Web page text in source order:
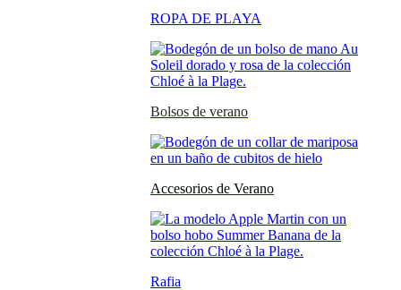
ROPA DE PLAYA
Bolsos de verano
Accesorios de Verano
Rafia